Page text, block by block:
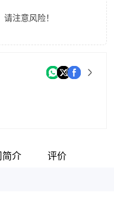
注意风险！
简介 评价